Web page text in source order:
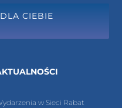
CIEBIE
w Sieci Rabat